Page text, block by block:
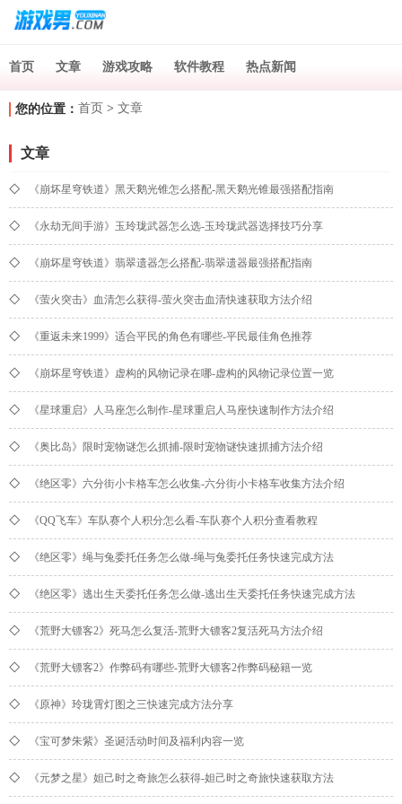
首页 文章 游戏攻略 软件教程 热点新闻
您的位置： 首页 > 文章
文章
◇ 《崩坏星穹铁道》黑天鹅光锥怎么搭配-黑天鹅光锥最强搭配指南
◇ 《永劫无间手游》玉玲珑武器怎么选-玉玲珑武器选择技巧分享
◇ 《崩坏星穹铁道》翡翠遗器怎么搭配-翡翠遗器最强搭配指南
◇ 《萤火突击》血清怎么获得-萤火突击血清快速获取方法介绍
◇ 《重返未来1999》适合平民的角色有哪些-平民最佳角色推荐
◇ 《崩坏星穹铁道》虚构的风物记录在哪-虚构的风物记录位置一览
◇ 《星球重启》人马座怎么制作-星球重启人马座快速制作方法介绍
◇ 《奥比岛》限时宠物谜怎么抓捕-限时宠物谜快速抓捕方法介绍
◇ 《绝区零》六分街小卡格车怎么收集-六分街小卡格车收集方法介绍
◇ 《QQ飞车》车队赛个人积分怎么看-车队赛个人积分查看教程
◇ 《绝区零》绳与兔委托任务怎么做-绳与兔委托任务快速完成方法
◇ 《绝区零》逃出生天委托任务怎么做-逃出生天委托任务快速完成方法
◇ 《荒野大镖客2》死马怎么复活-荒野大镖客2复活死马方法介绍
◇ 《荒野大镖客2》作弊码有哪些-荒野大镖客2作弊码秘籍一览
◇ 《原神》玲珑霄灯图之三快速完成方法分享
◇ 《宝可梦朱紫》圣诞活动时间及福利内容一览
◇ 《元梦之星》妲己时之奇旅怎么获得-妲己时之奇旅快速获取方法